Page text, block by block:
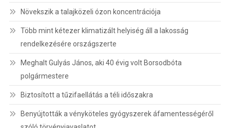
Növekszik a talajközeli ózon koncentrációja
Több mint kétezer klimatizált helyiség áll a lakosság
rendelkezésére országszerte
Meghalt Gulyás János, aki 40 évig volt Borsodbóta
polgármestere
Biztosított a tűzifaellátás a téli időszakra
Benyújtották a vényköteles gyógyszerek áfamentességéről